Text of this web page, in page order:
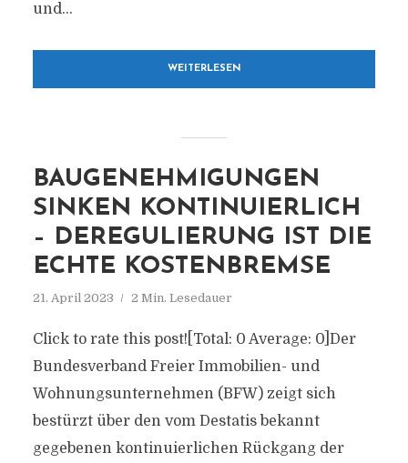
und...
WEITERLESEN
BAUGENEHMIGUNGEN
SINKEN KONTINUIERLICH
– DEREGULIERUNG IST DIE
ECHTE KOSTENBREMSE
21. April 2023 2 Min. Lesedauer
Click to rate this post![Total: 0 Average: 0]Der
Bundesverband Freier Immobilien- und
Wohnungsunternehmen (BFW) zeigt sich
bestürzt über den vom Destatis bekannt
gegebenen kontinuierlichen Rückgang der